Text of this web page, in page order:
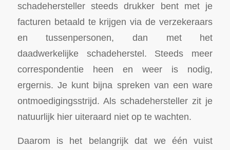
schadehersteller steeds drukker bent met je
facturen betaald te krijgen via de verzekeraars
en tussenpersonen, dan met het
daadwerkelijke schadeherstel. Steeds meer
correspondentie heen en weer is nodig,
ergernis. Je kunt bijna spreken van een ware
ontmoedigingsstrijd. Als schadehersteller zit je
natuurlijk hier uiteraard niet op te wachten.
Daarom is het belangrijk dat we één vuist